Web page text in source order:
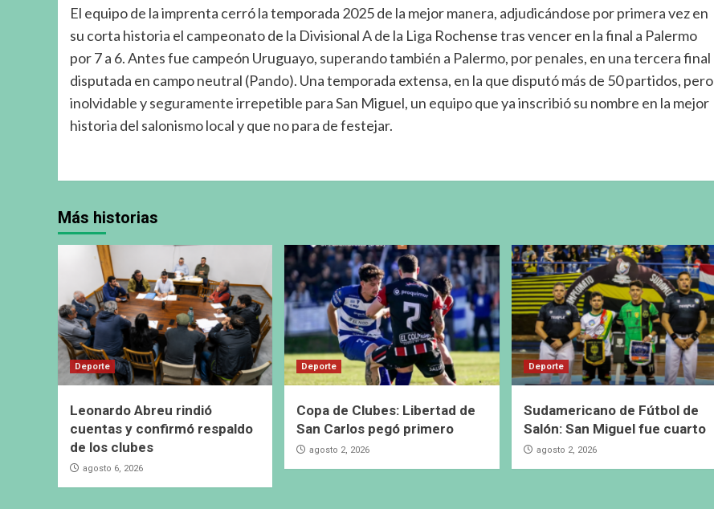
El equipo de la imprenta cerró la temporada 2025 de la mejor manera, adjudicándose por primera vez en
su corta historia el campeonato de la Divisional A de la Liga Rochense tras vencer en la final a Palermo
por 7 a 6. Antes fue campeón Uruguayo, superando también a Palermo, por penales, en una tercera final
disputada en campo neutral (Pando). Una temporada extensa, en la que disputó más de 50 partidos, pero
inolvidable y seguramente irrepetible para San Miguel, un equipo que ya inscribió su nombre en la mejor
historia del salonismo local y que no para de festejar.
Más historias
Deporte
Leonardo Abreu rindió
cuentas y confirmó respaldo
de los clubes
agosto 6, 2026
Deporte
Copa de Clubes: Libertad de
San Carlos pegó primero
agosto 2, 2026
Deporte
Sudamericano de Fútbol de
Salón: San Miguel fue cuarto
agosto 2, 2026